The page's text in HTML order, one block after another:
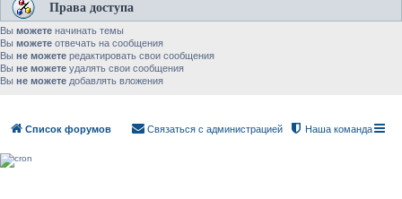
Права доступа
Вы можете начинать темы
Вы можете отвечать на сообщения
Вы не можете редактировать свои сообщения
Вы не можете удалять свои сообщения
Вы не можете добавлять вложения
Список форумов Наша команда
Связаться с администрацией